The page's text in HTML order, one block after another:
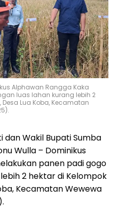
Alphawan Rangga Kaka
luas lahan kurang lebih 2
Lua Koba, Kecamatan
dan Wakil Bupati Sumba
Wulla – Dominikus
panen padi gogo
2 hektar di Kelompok
Kecamatan Wewewa